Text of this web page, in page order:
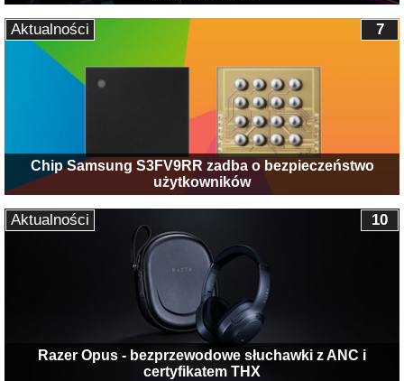
Chip Samsung S3FV9RR zadba o bezpieczeństwo
użytkowników
7
Aktualności
Razer Opus - bezprzewodowe słuchawki z ANC i
certyfikatem THX
10
Aktualności